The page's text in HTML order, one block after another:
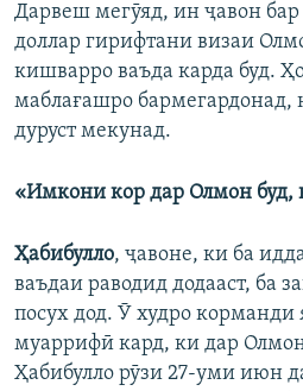
Дарвеш мегӯяд, ин ҷавон бар
доллар гирифтани визаи
кишварро ваъда карда буд.
маблағашро бармегардонад,
дуруст мекунад.
«Имкони кор дар Олмон буд,
Ҳабибулло, ҷавоне, ки ба
ваъдаи раводид додааст, ба
посух дод. Ӯ худро
муаррифӣ кард, ки дар
Ҳабибулло рӯзи 27-уми июн